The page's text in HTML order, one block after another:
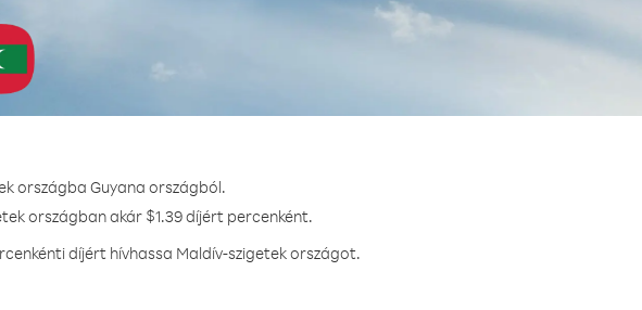
országba Guyana országból.
országban akár $1.39 díjért percenként.
díjért hívhassa Maldív-szigetek országot.